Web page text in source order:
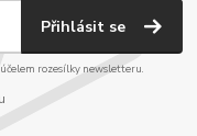
Přihlásit se
rozesílky newsletteru.